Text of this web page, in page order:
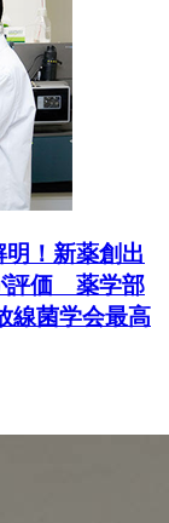
明！新薬創出
評価 薬学部
線菌学会最高